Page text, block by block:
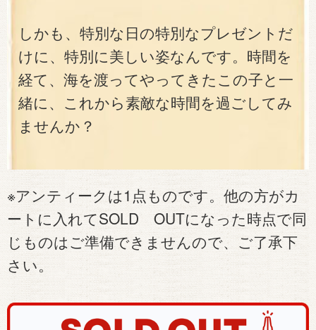
しかも、特別な日の特別なプレゼントだ
けに、特別に美しい姿なんです。時間を
経て、海を渡ってやってきたこの子と一
緒に、これから素敵な時間を過ごしてみ
ませんか？
※アンティークは1点ものです。他の方がカ
ートに入れてSOLD OUTになった時点で同
じものはご準備できませんので、ご了承下
さい。